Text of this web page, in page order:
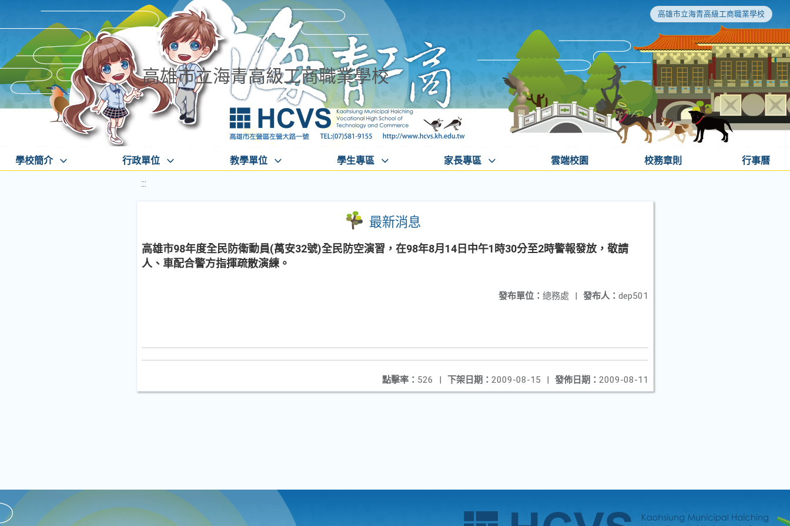
高雄市立海青高級工商職業學校
高雄市立海青高級工商職業學校
學校簡介 行政單位 教學單位 學生專區 家長專區 雲端校園 校務章則 行事曆
:::
最新消息
高雄市98年度全民防衛動員(萬安32號)全民防空演習，在98年8月14日中午1時30分至2時警報發放，敬請
人、車配合警方指揮疏散演練。
發布人： dep501
發布單位： 總務處 |
發佈日期： 2009-08-11
下架日期： 2009-08-15 |
點擊率： 526 |